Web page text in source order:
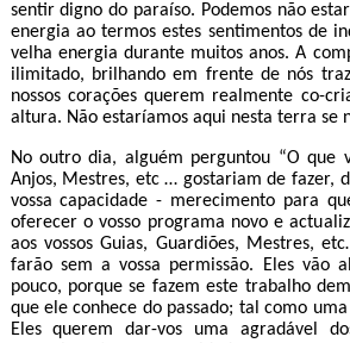
sentir digno do paraíso. Podemos não
energia ao termos estes sentimentos de
velha energia durante muitos anos. A
ilimitado, brilhando em frente de nós
nossos corações querem realmente co-
altura. Não estaríamos aqui nesta terra se
No outro dia, alguém perguntou “O que
Anjos, Mestres, etc … gostariam de fazer,
vossa capacidade - merecimento para
oferecer o vosso programa novo e
aos vossos Guias, Guardiões, Mestres,
farão sem a vossa permissão. Eles vão
pouco, porque se fazem este trabalho
que ele conhece do passado; tal como
Eles querem dar-vos uma agradável